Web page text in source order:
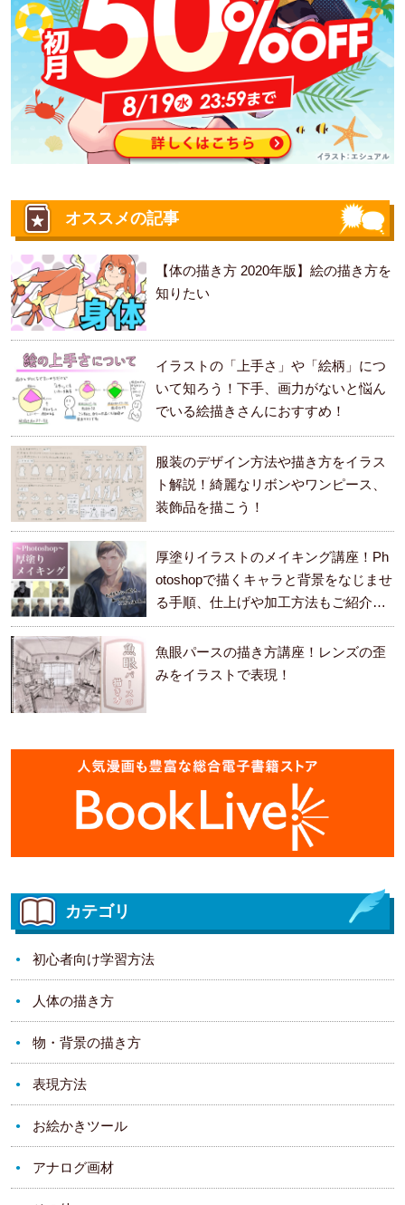
オススメの記事
【体の描き方 2020年版】絵の描き方を
知りたい
イラストの「上手さ」や「絵柄」につ
いて知ろう！下手、画力がないと悩ん
でいる絵描きさんにおすすめ！
服装のデザイン方法や描き方をイラス
ト解説！綺麗なリボンやワンピース、
装飾品を描こう！
厚塗りイラストのメイキング講座！Ph
otoshopで描くキャラと背景をなじませ
る手順、仕上げや加工方法もご紹介し
ます。
魚眼パースの描き方講座！レンズの歪
みをイラストで表現！
カテゴリ
初心者向け学習方法
人体の描き方
物・背景の描き方
表現方法
お絵かきツール
アナログ画材